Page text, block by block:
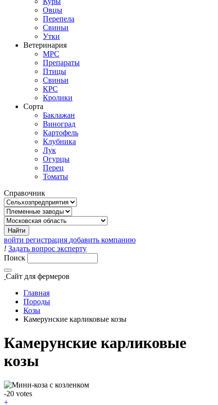
Овцы
Перепела
Свиньи
Утки
Ветеринария
МРС
Препараты
Птицы
Свиньи
КРС
Кролики
Сорта
Баклажан
Виноград
Картофель
Клубника
Лук
Огурцы
Перец
Томаты
Справочник
войти регистрация добавить компанию
! Задать вопрос эксперту
Поиск
Сайт для фермеров
Главная
Породы
Козы
Камерунские карликовые козы
Камерунские карликовые
козы
-20 votes
+